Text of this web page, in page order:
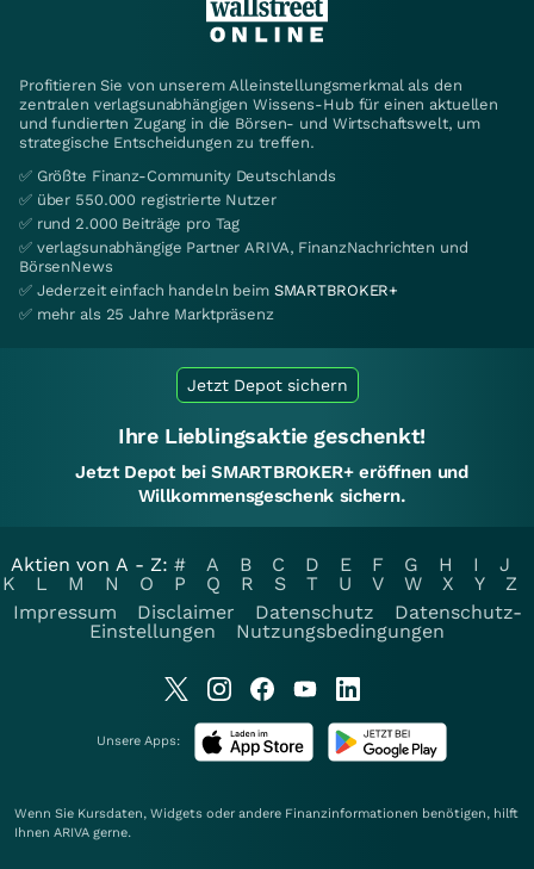
Profitieren Sie von unserem Alleinstellungsmerkmal als den
zentralen verlagsunabhängigen Wissens-Hub für einen aktuellen
und fundierten Zugang in die Börsen- und Wirtschaftswelt, um
strategische Entscheidungen zu treffen.
✅ Größte Finanz-Community Deutschlands
✅ über 550.000 registrierte Nutzer
✅ rund 2.000 Beiträge pro Tag
✅ verlagsunabhängige Partner ARIVA, FinanzNachrichten und
BörsenNews
✅ Jederzeit einfach handeln beim SMARTBROKER+
✅ mehr als 25 Jahre Marktpräsenz
Jetzt Depot sichern
Ihre Lieblingsaktie geschenkt!
Jetzt Depot bei SMARTBROKER+ eröffnen und
Willkommensgeschenk sichern.
Aktien von A - Z: # A B C D E F G H I
J
K
L M N O P Q R S T U V W X Y
Z
Impressum
Disclaimer Datenschutz
Datenschutz-
Einstellungen
Nutzungsbedingungen
Unsere Apps:
Wenn Sie Kursdaten, Widgets oder andere Finanzinformationen benötigen, hilft
Ihnen ARIVA gerne.